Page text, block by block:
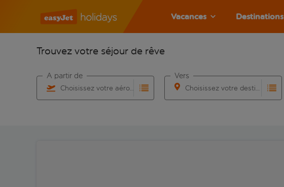
Vacances Destinations
Trouvez votre séjour de rêve
Choisissez votre aéroport
À partir de
Choisissez votre destination
Vers